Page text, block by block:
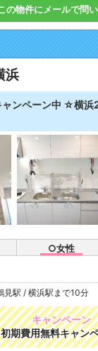
の物件にメールで問
浜
ンペーン中 ☆横浜
○女性
見駅
横浜駅まで10分
キャンペーン
初期費用無料キャン